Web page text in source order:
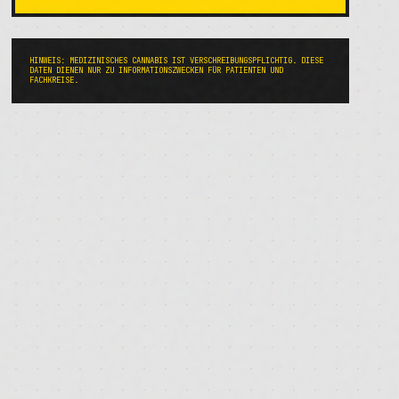
HINWEIS: MEDIZINISCHES CANNABIS IST VERSCHREIBUNGSPFLICHTIG. DIESE
DATEN DIENEN NUR ZU INFORMATIONSZWECKEN FÜR PATIENTEN UND
FACHKREISE.